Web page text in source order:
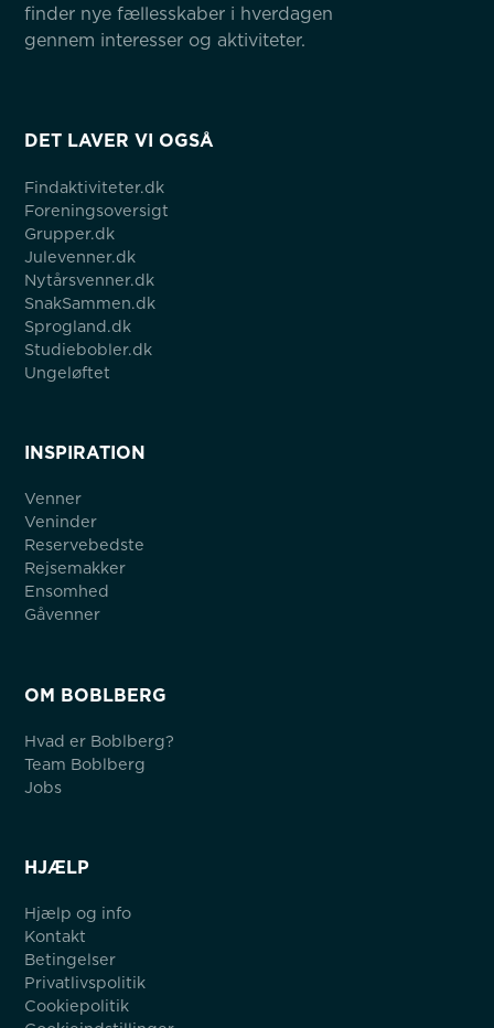
finder nye fællesskaber i hverdagen
gennem interesser og aktiviteter.
DET LAVER VI OGSÅ
Findaktiviteter.dk
Foreningsoversigt
Grupper.dk
Julevenner.dk
Nytårsvenner.dk
SnakSammen.dk
Sprogland.dk
Studiebobler.dk
Ungeløftet
INSPIRATION
Venner
Veninder
Reservebedste
Rejsemakker
Ensomhed
Gåvenner
OM BOBLBERG
Hvad er Boblberg?
Team Boblberg
Jobs
HJÆLP
Hjælp og info
Kontakt
Betingelser
Privatlivspolitik
Cookiepolitik